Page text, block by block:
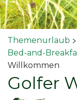
Themenurlaub >
Bed-and-
Willkommen
Golfer